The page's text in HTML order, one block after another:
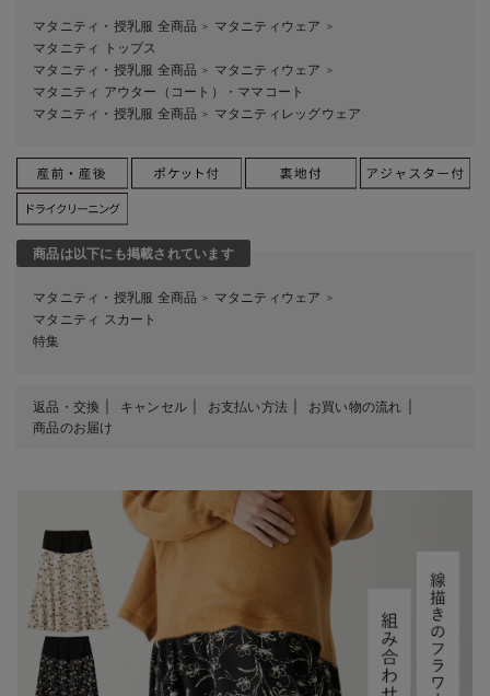
マタニティ・授乳服 全商品 ＞ マタニティウェア ＞
マタニティ トップス
マタニティ・授乳服 全商品 ＞ マタニティウェア ＞
マタニティ アウター（コート）・ママコート
マタニティ・授乳服 全商品 ＞ マタニティレッグウェア
商品は以下にも掲載されています
マタニティ・授乳服 全商品 ＞ マタニティウェア ＞
マタニティ スカート
特集
返品・交換 キャンセル お支払い方法
お買い物の流れ
商品のお届け